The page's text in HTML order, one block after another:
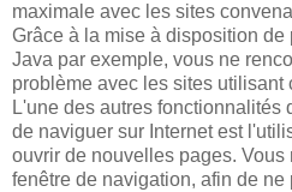
maximale avec les sites
Grâce à la mise à disposition
Java par exemple, vous ne
problème avec les sites utilisant
L'une des autres fonctionnalités
de naviguer sur Internet est
ouvrir de nouvelles pages.
fenêtre de navigation, afin de